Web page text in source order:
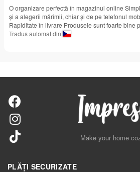
O organizare perfectă în magazinul online
și a alegerii mărimii, chiar și de pe telefonul
Rapiditate în livrare Produsele sunt foarte bine
Tradus automat din
Make your home
PLĂȚI SECURIZATE